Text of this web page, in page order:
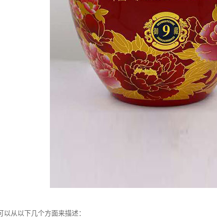
以从以下几个方面来描述：